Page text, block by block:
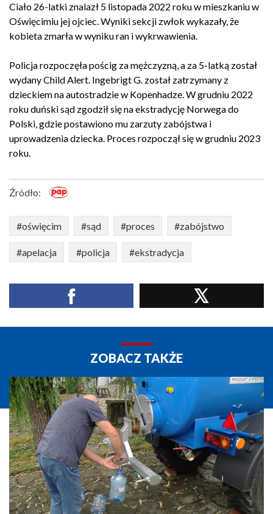
Ciało 26-latki znalazł 5 listopada 2022 roku w mieszkaniu w
Oświęcimiu jej ojciec. Wyniki sekcji zwłok wykazały, że
kobieta zmarła w wyniku ran i wykrwawienia.
Policja rozpoczęła pościg za mężczyzną, a za 5-latką został
wydany Child Alert. Ingebrigt G. został zatrzymany z
dzieckiem na autostradzie w Kopenhadze. W grudniu 2022
roku duński sąd zgodził się na ekstradycję Norwega do
Polski, gdzie postawiono mu zarzuty zabójstwa i
uprowadzenia dziecka. Proces rozpoczął się w grudniu 2023
roku.
Źródło:
#oświęcim #sąd #proces #zabójstwo
#apelacja #policja #ekstradycja
ZOBACZ TAKŻE